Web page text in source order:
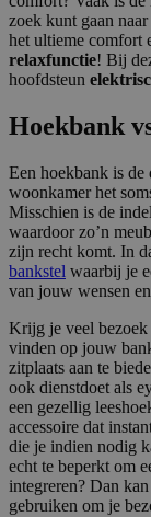
zoek kunt gaan
het ultieme comfort
relaxfunctie! Bij
hoofdsteun
Hoekbank
Een hoekbank is de
woonkamer het
Misschien is de
waardoor zo’n
zijn recht komt. In
bankstel waarbij je
van jouw wensen
Krijg je veel bezoek
vinden op jouw
zitplaats aan te
ook dienstdoet als
een gezellig
accessoire dat
die je indien nodig
echt te beperkt om
integreren? Dan
gebruiken om je